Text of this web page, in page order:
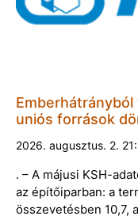
uniós források
2026. augusztus. 2.
. – A májusi KSH-
az építőiparban: a
összevetésben 10,7,